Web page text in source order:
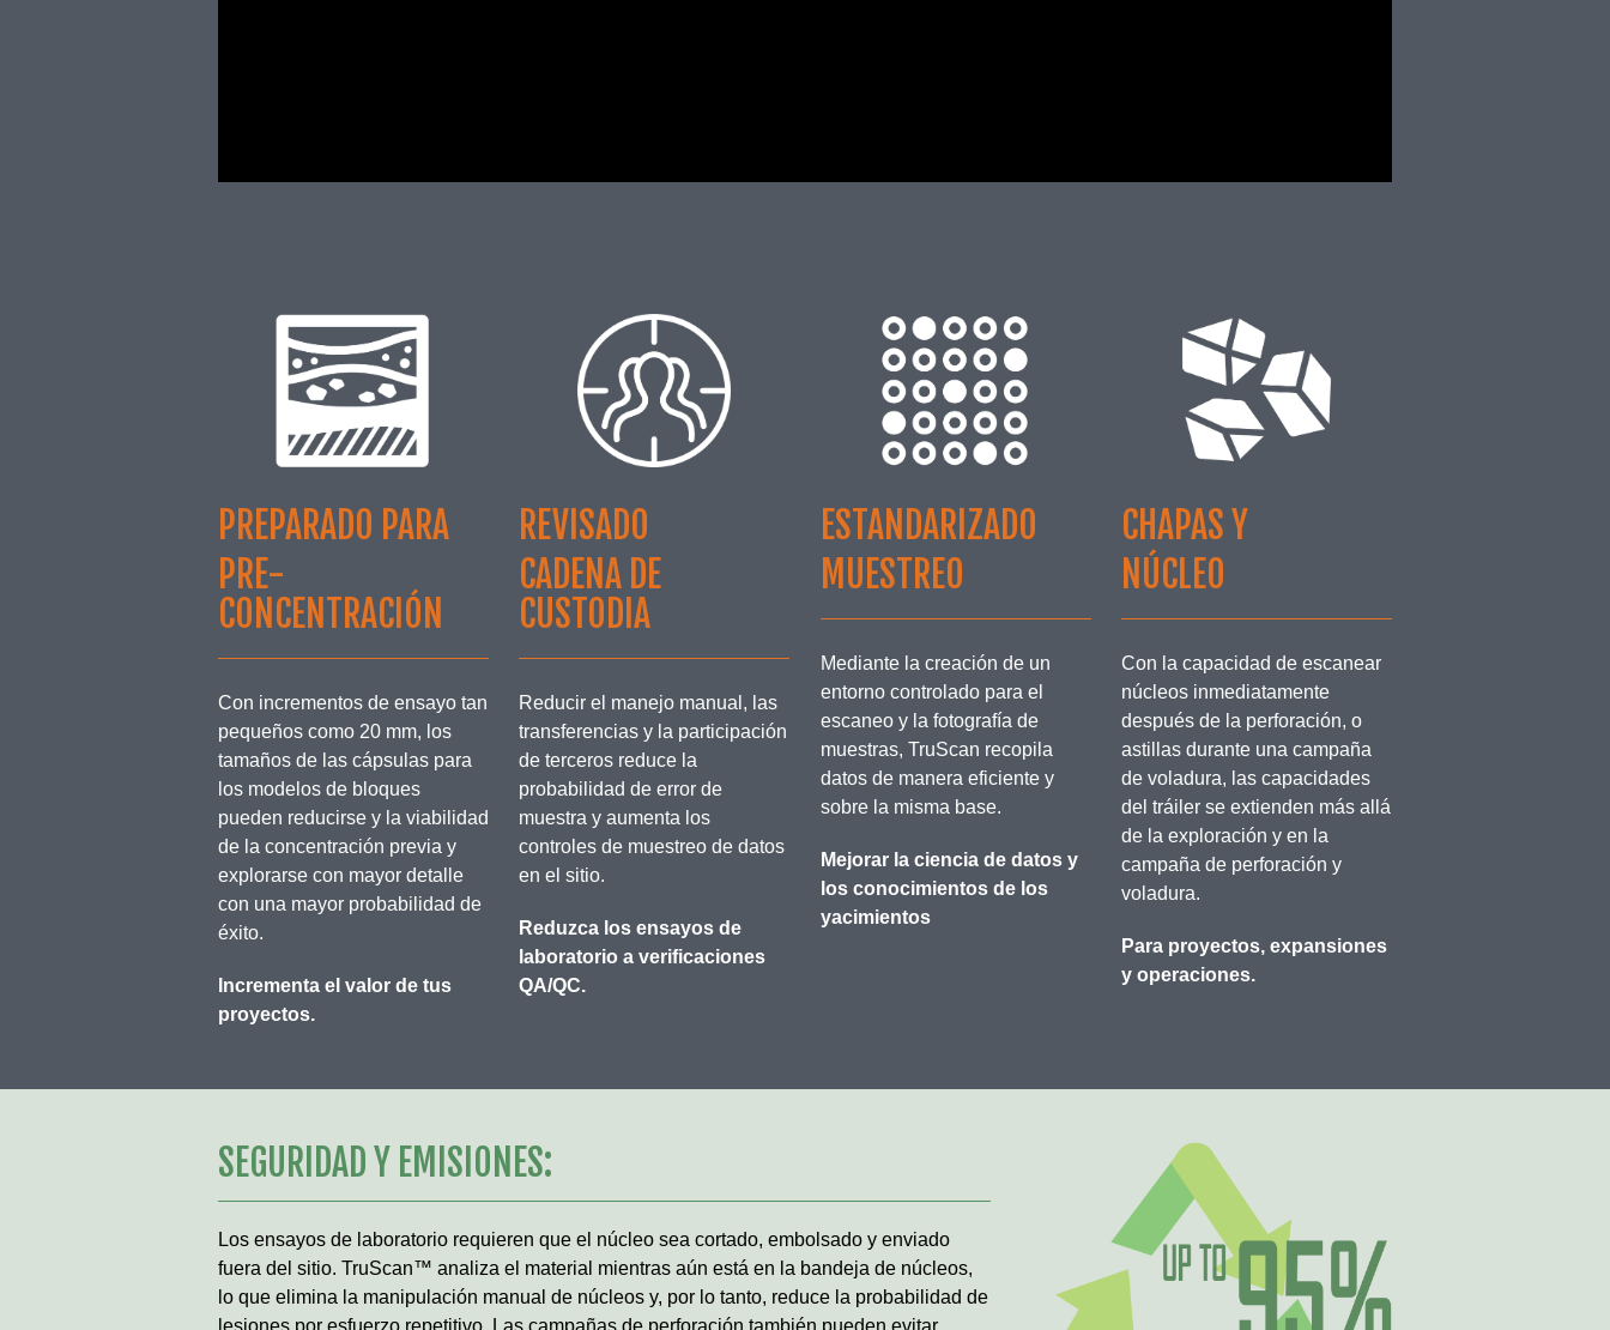
PREPARADO PARA
PRE-
CONCENTRACIÓN
Con incrementos de ensayo tan
pequeños como 20 mm, los
tamaños de las cápsulas para
los modelos de bloques
pueden reducirse y la viabilidad
de la concentración previa y
explorarse con mayor detalle
con una mayor probabilidad de
éxito.
Incrementa el valor de tus
proyectos.
REVISADO
CADENA DE
CUSTODIA
Reducir el manejo manual, las
transferencias y la participación
de terceros reduce la
probabilidad de error de
muestra y aumenta los
controles de muestreo de datos
en el sitio.
Reduzca los ensayos de
laboratorio a verificaciones
QA/QC.
ESTANDARIZADO
MUESTREO
Mediante la creación de un
entorno controlado para el
escaneo y la fotografía de
muestras, TruScan recopila
datos de manera eficiente y
sobre la misma base.
Mejorar la ciencia de datos y
los conocimientos de los
yacimientos
CHAPAS Y
NÚCLEO
Con la capacidad de escanear
núcleos inmediatamente
después de la perforación, o
astillas durante una campaña
de voladura, las capacidades
del tráiler se extienden más allá
de la exploración y en la
campaña de perforación y
voladura.
Para proyectos, expansiones
y operaciones.
SEGURIDAD Y EMISIONES:
Los ensayos de laboratorio requieren que el núcleo sea cortado, embolsado y enviado
fuera del sitio. TruScan™ analiza el material mientras aún está en la bandeja de núcleos,
lo que elimina la manipulación manual de núcleos y, por lo tanto, reduce la probabilidad de
lesiones por esfuerzo repetitivo. Las campañas de perforación también pueden evitar